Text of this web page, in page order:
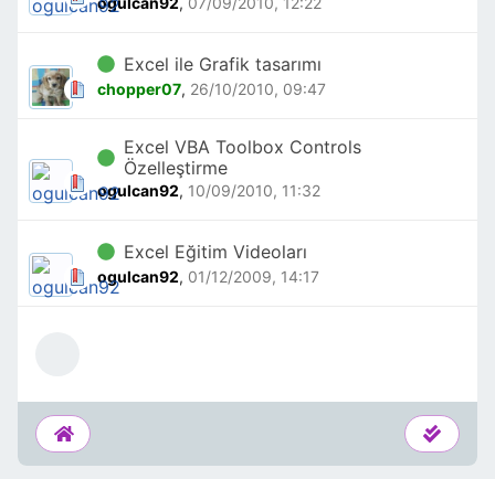
Excel ile Grafik tasarımı
chopper07, 26/10/2010, 09:47
Excel VBA Toolbox Controls
Özelleştirme
ogulcan92, 10/09/2010, 11:32
Excel Eğitim Videoları
ogulcan92, 01/12/2009, 14:17